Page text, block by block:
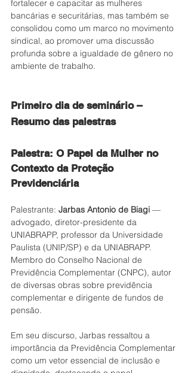
fortalecer e capacitar as mulheres
bancárias e securitárias, mas também se
consolidou como um marco no movimento
sindical, ao promover uma discussão
profunda sobre a igualdade de gênero no
ambiente de trabalho.
Primeiro dia de seminário –
Resumo das palestras
Palestra: O Papel da Mulher no
Contexto da Proteção
Previdenciária
Palestrante: Jarbas Antonio de Biagi —
advogado, diretor-presidente da
UNIABRAPP, professor da Universidade
Paulista (UNIP/SP) e da UNIABRAPP.
Membro do Conselho Nacional de
Previdência Complementar (CNPC), autor
de diversas obras sobre previdência
complementar e dirigente de fundos de
pensão.
Em seu discurso, Jarbas ressaltou a
importância da Previdência Complementar
como um vetor essencial de inclusão e